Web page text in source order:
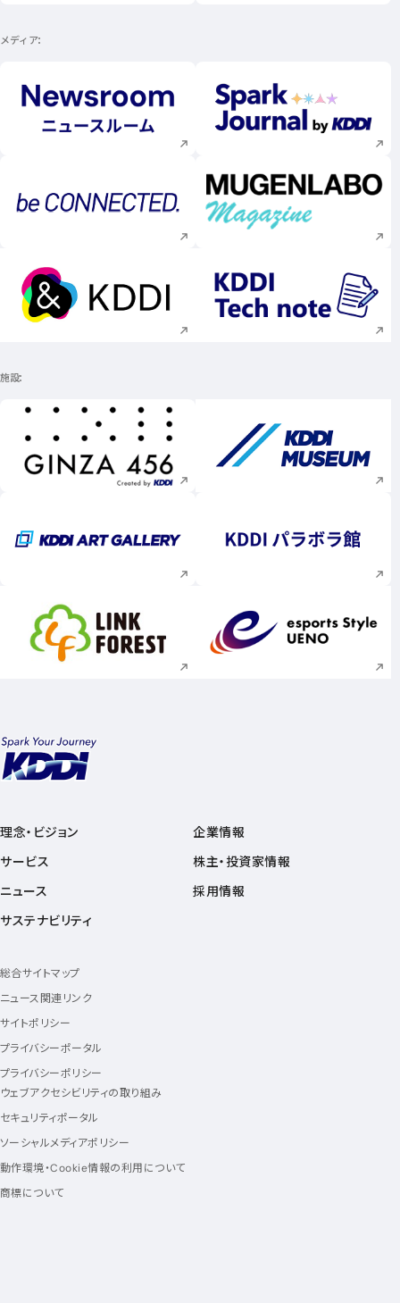
メディア
新規ウィンドウで開く 新規ウィンドウで
新規ウィンドウで開く 新規ウィンドウで
新規ウィンドウで開く 新規ウィンドウで
施設
新規ウィンドウで開く 新規ウィンドウで
新規ウィンドウで開く 新規ウィンドウで
新規ウィンドウで開く 新規ウィンドウで
理念・ビジョン
サービス
ニュース
サステナビリティ
企業情報
株主・投資家情報
採用情報
総合サイトマップ
ニュース関連リンク
サイトポリシー
プライバシーポータル
プライバシーポリシー
ウェブアクセシビリティの取り組み
セキュリティポータル
ソーシャルメディアポリシー
動作環境・Cookie情報の利用について
商標について